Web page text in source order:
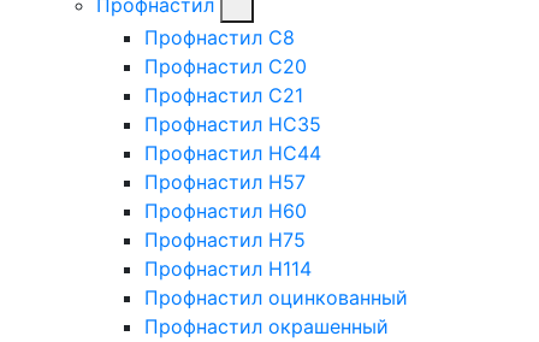
Профнастил
Профнастил C8
Профнастил C20
Профнастил C21
Профнастил HC35
Профнастил HC44
Профнастил H57
Профнастил H60
Профнастил H75
Профнастил H114
Профнастил оцинкованный
Профнастил окрашенный